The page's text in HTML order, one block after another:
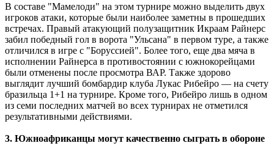
В составе "Мамелоди" на этом турнире можно выделить двух
игроков атаки, которые были наиболее заметны в прошедших
встречах. Правый атакующий полузащитник Икраам Райнерс
забил победный гол в ворота "Ульсана" в первом туре, а также
отличился в игре с "Боруссией". Более того, еще два мяча в
исполнении Райнерса в противостоянии с южнокорейцами
были отменены после просмотра ВАР. Также здорово
выглядит лучший бомбардир клуба Лукас Рибейро — на счету
бразильца 1+1 на турнире. Кроме того, Рибейро лишь в одном
из семи последних матчей во всех турнирах не отметился
результативными действиями.
3. Южноафриканцы могут качественно сыграть в обороне